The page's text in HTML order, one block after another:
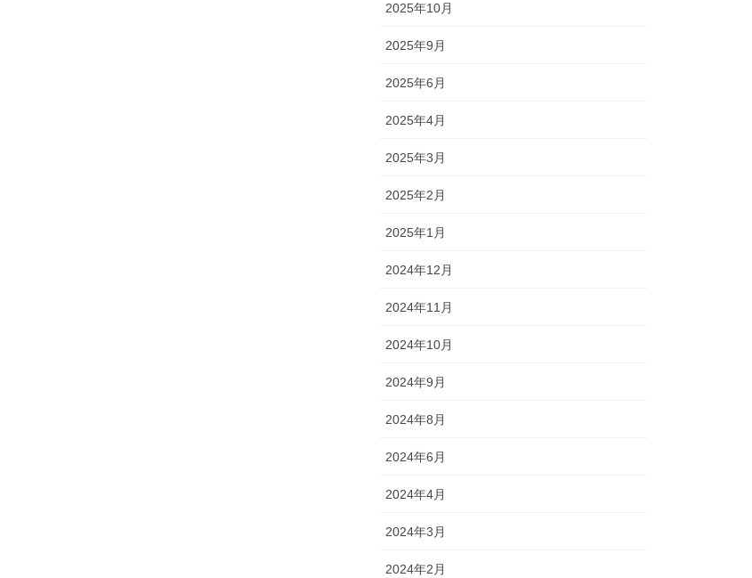
2025年10月
2025年9月
2025年6月
2025年4月
2025年3月
2025年2月
2025年1月
2024年12月
2024年11月
2024年10月
2024年9月
2024年8月
2024年6月
2024年4月
2024年3月
2024年2月